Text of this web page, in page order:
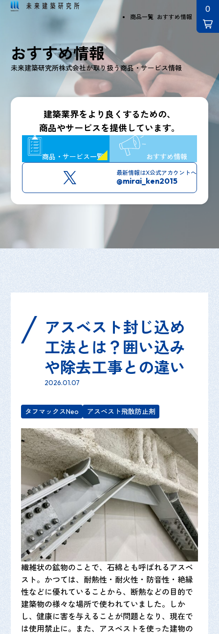
商品一覧 おすすめ情報
おすすめ情報
未来建築研究所株式会社が取り扱う商品・サービス情報
建築業界をより良くするための、
商品やサービスを提供しています。
商品・サービス一覧 おすすめ情報
最新情報はX公式アカウントへ
@mirai_ken2015
アスベスト封じ込め
工法とは？囲い込み
や除去工事との違い
2026.01.07
タフマックスNeo アスベスト飛散防止剤
繊維状の鉱物のことで、石綿とも呼ばれるアスベ
スト。かつては、耐熱性・耐火性・防音性・絶縁
性などに優れていることから、断熱などの目的で
建築物の様々な場所で使われていました。しか
し、健康に害を与えることが問題となり、現在で
は使用禁止に。また、アスベストを使った建物の